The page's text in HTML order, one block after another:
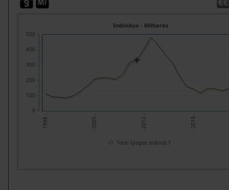
- 1998 - - 2005 - - 2012 - - 2019 -
Indivíduo - Milhares
0
100
200
300
400
500
Total Grupos etários 1